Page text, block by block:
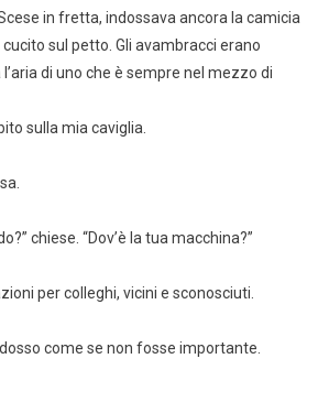
in fretta, indossava ancora la camicia
cucito sul petto. Gli avambracci erano
di uno che è sempre nel mezzo di
sulla mia caviglia.
chiese. “Dov’è la tua macchina?”
per colleghi, vicini e sconosciuti.
come se non fosse importante.